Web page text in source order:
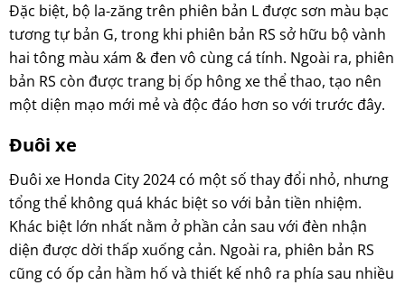
Đặc biệt, bộ la-zăng trên phiên bản L được sơn màu bạc
tương tự bản G, trong khi phiên bản RS sở hữu bộ vành
hai tông màu xám & đen vô cùng cá tính. Ngoài ra, phiên
bản RS còn được trang bị ốp hông xe thể thao, tạo nên
một diện mạo mới mẻ và độc đáo hơn so với trước đây.
Đuôi xe
Đuôi xe Honda City 2024 có một số thay đổi nhỏ, nhưng
tổng thể không quá khác biệt so với bản tiền nhiệm.
Khác biệt lớn nhất nằm ở phần cản sau với đèn nhận
diện được dời thấp xuống cản. Ngoài ra, phiên bản RS
cũng có ốp cản hầm hố và thiết kế nhô ra phía sau nhiều